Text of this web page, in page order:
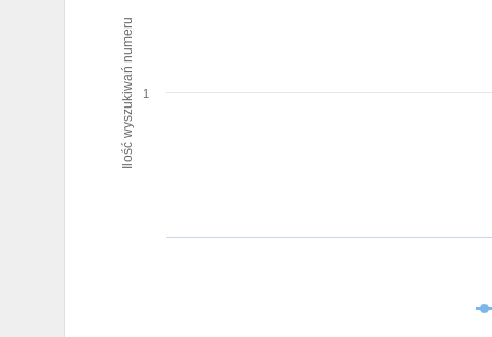
Ilość wyszukiwań numeru 1